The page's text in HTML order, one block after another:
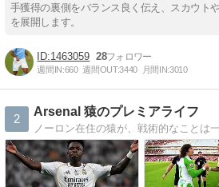
手獲得の裏側をバランス良く伝え、スカウト
を展開します。
1463059 28
週間IN:660 週間OUT:3440 月間IN:3010
2
Arsenal 猿のプレミアライフ